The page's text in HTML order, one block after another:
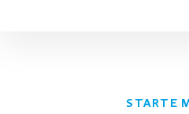
STARTE